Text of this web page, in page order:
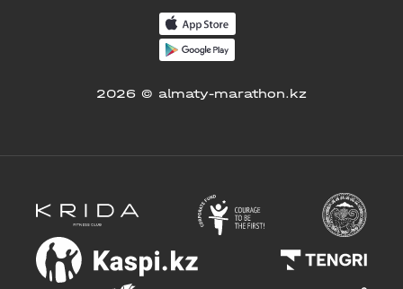
2026 © almaty-marathon.kz